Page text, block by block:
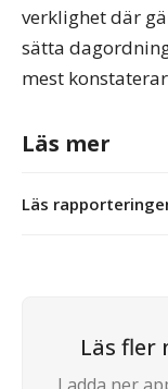
verklighet där
sätta
mest
Läs mer
Läs
Läs fler
Ladda ner